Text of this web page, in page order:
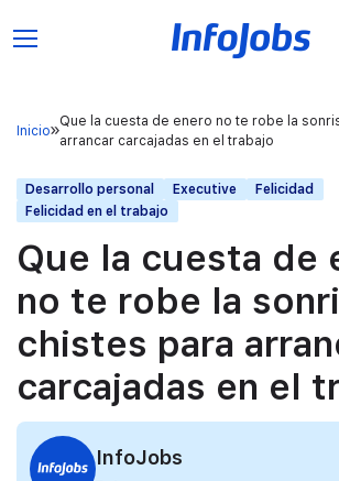
Inicio
Que la cuesta de enero no te robe la
arrancar carcajadas en el trabajo
Desarrollo personal Executive
Felicidad
Felicidad en el trabajo
Que la cuesta de
no te robe la
chistes para
carcajadas en el
InfoJobs